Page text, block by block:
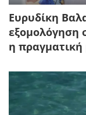
Ευρυδίκη
εξομολόγηση
η